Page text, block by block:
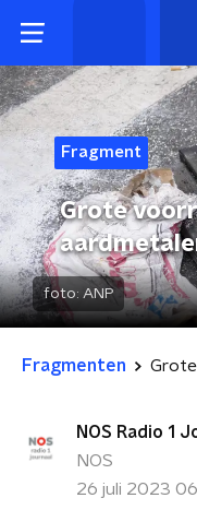
Fragment
Grote
foto: ANP
Fragmenten
NOS Radio 1
NOS
26 juli 2023